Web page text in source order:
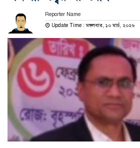
Reporter Name
Update Time : মঙ্গলবার, ১০ মার্চ, ২০২৬